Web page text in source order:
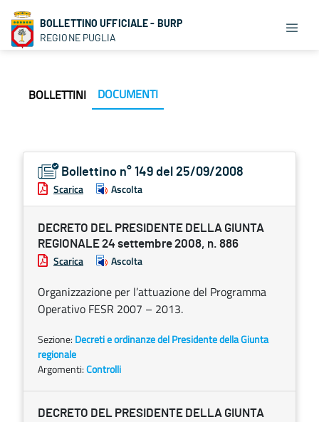
BOLLETTINO UFFICIALE - BURP
REGIONE PUGLIA
BOLLETTINI DOCUMENTI
Bollettino n° 149 del 25/09/2008
Scarica Ascolta
DECRETO DEL PRESIDENTE DELLA GIUNTA
REGIONALE 24 settembre 2008, n. 886
Scarica Ascolta
Organizzazione per l’attuazione del Programma
Operativo FESR 2007 – 2013.
Sezione: Decreti e ordinanze del Presidente della Giunta
regionale
Argomenti:Controlli
DECRETO DEL PRESIDENTE DELLA GIUNTA